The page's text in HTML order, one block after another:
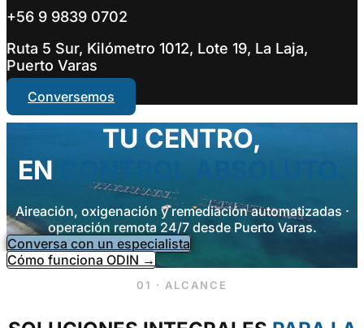
+56 9 9839 0702
Ruta 5 Sur, Kilómetro 1012, Lote 19, La Laja,
Puerto Varas
Conversemos
TU CENTRO,
EN
CONTROL ABSOLUTO.
Aireación, oxigenación y remediación automatizadas ·
operación remota 24/7 desde Puerto Varas.
Conversa con un especialista
Cómo funciona ODIN →
01 · ALCANCE